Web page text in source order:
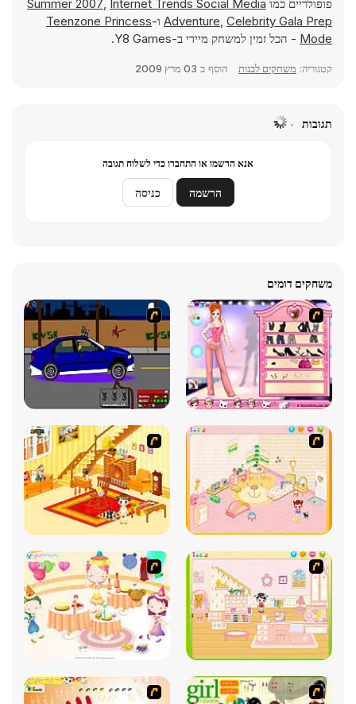
פופולריים כמו
Summer 2007, Internet Trends Social Media
Adventure, Celebrity Gala Prep ו-Teenzone Princess
Mode - הכל זמין למשחק מיידי ב-Y8 Games.
קטגוריה: משחקים לבנות הוסף ב 03 מרץ 2009
תגובות
אנא הרשמו או התחברו כדי לשלוח תגובה
הרשמה כניסה
משחקים דומים